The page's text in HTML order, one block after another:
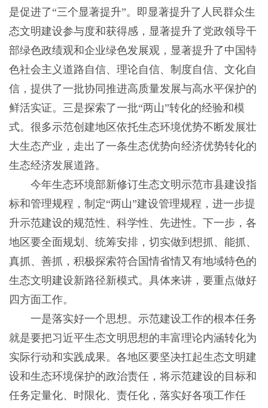
是促进了“三个显著提升”。即显著提升了人民群众生
态文明建设参与度和获得感，显著提升了党政领导干
部绿色政绩观和企业绿色发展观，显著提升了中国特
色社会主义道路自信、理论自信、制度自信、文化自
信，提供了一批协同推进高质量发展与高水平保护的
鲜活实证。三是探索了一批“两山”转化的经验和模
式。很多示范创建地区依托生态环境优势不断发展壮
大生态产业，走出了一条生态优势向经济优势转化的
生态经济发展道路。
今年生态环境部新修订生态文明示范市县建设指
标和管理规程，制定“两山”建设管理规程，进一步提
升示范建设的规范性、科学性、先进性。下一步，各
地区要全面规划、统筹安排，切实做到想抓、能抓、
真抓、善抓，积极探索符合国情省情又有地域特色的
生态文明建设新路径新模式。具体来讲，要重点做好
四方面工作。
一是落实好一个思想。示范建设工作的根本任务
就是要把习近平生态文明思想的丰富理论内涵转化为
实际行动和实践成果。各地区要坚决扛起生态文明建
设和生态环境保护的政治责任，将示范建设的目标和
任务定量化、时限化、责任化，落实好各项工作任